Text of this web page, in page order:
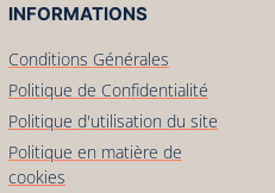
INFORMATIONS
Conditions Générales
Politique de Confidentialité
Politique d'utilisation du site
Politique en matière de
cookies